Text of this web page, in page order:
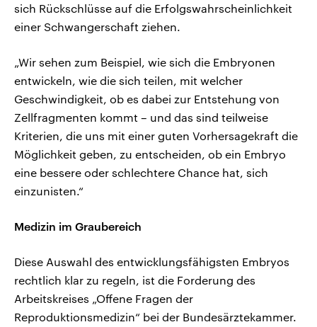
sich Rückschlüsse auf die Erfolgswahrscheinlichkeit
einer Schwangerschaft ziehen.
„Wir sehen zum Beispiel, wie sich die Embryonen
entwickeln, wie die sich teilen, mit welcher
Geschwindigkeit, ob es dabei zur Entstehung von
Zellfragmenten kommt – und das sind teilweise
Kriterien, die uns mit einer guten Vorhersagekraft die
Möglichkeit geben, zu entscheiden, ob ein Embryo
eine bessere oder schlechtere Chance hat, sich
einzunisten.“
Medizin im Graubereich
Diese Auswahl des entwicklungsfähigsten Embryos
rechtlich klar zu regeln, ist die Forderung des
Arbeitskreises „Offene Fragen der
Reproduktionsmedizin“ bei der Bundesärztekammer.